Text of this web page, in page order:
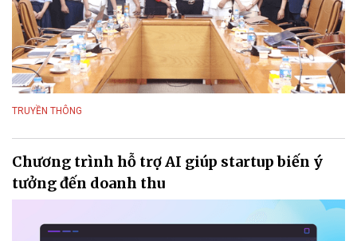
TRUYỀN THÔNG
Chương trình hỗ trợ AI giúp startup biến ý
tưởng đến doanh thu